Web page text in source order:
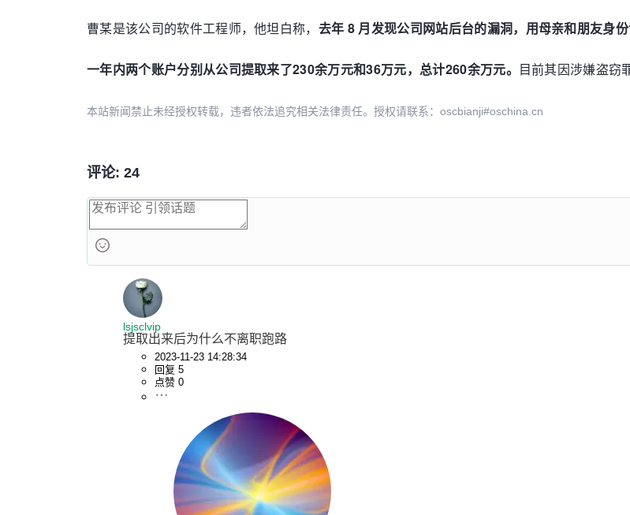
曹某是该公司的软件工程师，他坦白称， 去年 8 月发现公司网站后台的漏洞，用母亲和朋友身
一年内两个账户分别从公司提取来了230余万元和36万元，总计260余万元。 目前其因涉嫌盗窃
本站新闻禁止未经授权转载，违者依法追究相关法律责任。授权请联系：oscbianji#oschina.cn
评论: 24
lsjsclvip
提取出来后为什么不离职跑路
2023-11-23 14:28:34
回复 5
点赞 0